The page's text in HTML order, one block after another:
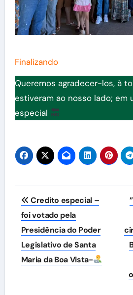
Finalizando
Queremos agradecer-los, à
estiveram ao nosso lado; em
especial
Navegação
de
Post
Credito especial –
foi votado pela
Presidência do Poder
Legislativo de Santa
Maria da Boa Vista-